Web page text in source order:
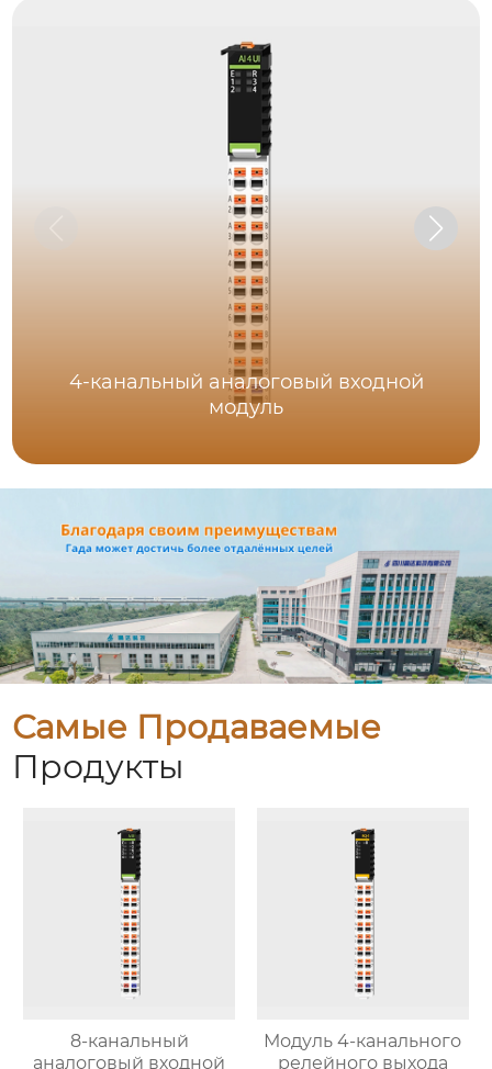
4-канальный аналоговый входной
модуль
Самые Продаваемые
Продукты
8-канальный
аналоговый входной
Модуль 4-канального
релейного выхода